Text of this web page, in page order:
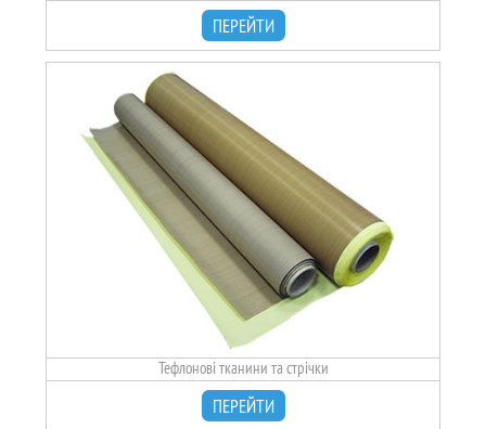
ПЕРЕЙТИ
Тефлонові тканини та стрічки
ПЕРЕЙТИ